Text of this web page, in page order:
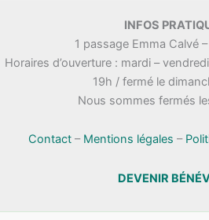
INFOS
1 passage Emma Calvé
Horaires d’ouverture : mardi –
19h / fermé le
Nous sommes fermés
Contact– Mentions légales –
DEVENIR